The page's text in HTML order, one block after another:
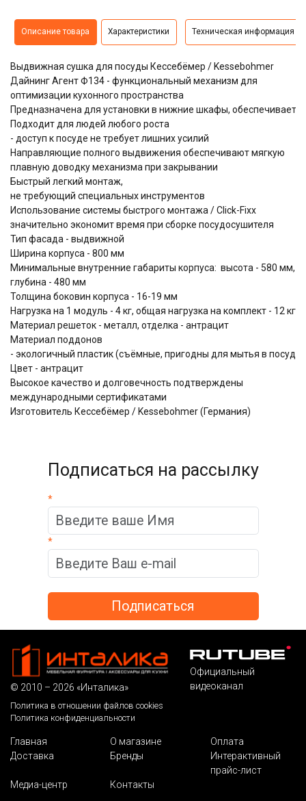
Описание товара Характеристики Техническая информация
Выдвижная сушка для посуды Кессебёмер / Kessebohmer
Дайнинг Агент Ф134 - функциональный механизм для
оптимизации кухонного пространства
Предназначена для установки в нижние шкафы, обеспечивает
Подходит для людей любого роста
- доступ к посуде не требует лишних усилий
Направляющие полного выдвижения обеспечивают мягкую
плавную доводку механизма при закрывании
Быстрый легкий монтаж,
не требующий специальных инструментов
Использование системы быстрого монтажа / Click-Fixx
значительно экономит время при сборке посудосушителя
Тип фасада - выдвижной
Ширина корпуса - 800 мм
Минимальные внутренние габариты корпуса: высота - 580 мм,
глубина - 480 мм
Толщина боковин корпуса - 16-19 мм
Нагрузка на 1 модуль - 4 кг, общая нагрузка на комплект - 12 кг
Материал решеток - металл, отделка - антрацит
Материал поддонов
- экологичный пластик (съёмные, пригодны для мытья в
Цвет - антрацит
Высокое качество и долговечность подтверждены
международными сертификатами
Изготовитель Кессебёмер / Kessebohmer (Германия)
Подписаться на рассылку
*
*
© 2010 – 2026 «Инталика»
Политика в отношении файлов cookies
Политика конфиденциальности
Официальный
видеоканал
Главная О магазине
Оплата
Доставка
Бренды
Интерактивный
прайс-лист
Медиа-центр
Контакты